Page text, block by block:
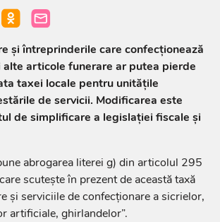
și întreprinderile care confecționează
alte articole funerare ar putea pierde
taxei locale pentru unitățile
de servicii. Modificarea este
de simplificare a legislației fiscale și
abrogarea literei g) din articolul 295
scutește în prezent de această taxă
și serviciile de confecționare a sicrielor,
artificiale, ghirlandelor”.